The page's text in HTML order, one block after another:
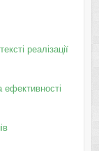
реалізації